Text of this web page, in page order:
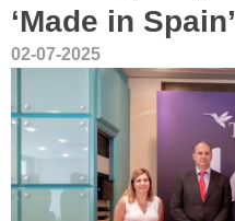
‘Made in Spain’
02-07-2025